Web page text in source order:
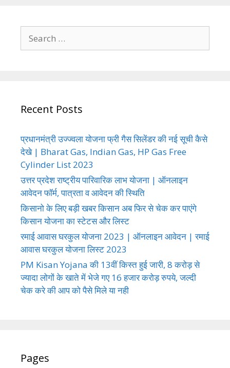
for:
Recent Posts
प्रधानमंत्री उज्ज्वला योजना फ्री गैस सिलेंडर की नई सूची कैसे
देखे | Bharat Gas, Indian Gas, HP Gas Free
Cylinder List 2023
उत्तर प्रदेश राष्ट्रीय पारिवारिक लाभ योजना | ऑनलाइन
आवेदन फॉर्म, पात्रता व आवेदन की स्थिति
किसानो के लिए बड़ी खबर किसान अब फिर से चेक कर पाएंगे
किसान योजना का स्टेटस और लिस्ट
रमाई आवास घरकुल योजना 2023 | ऑनलाइन आवेदन | रमाई
आवास घरकुल योजना लिस्ट 2023
PM Kisan Yojana की 13वीं किस्त हुई जारी, 8 करोड़ से
ज्यादा लोगों के खाते में भेजे गए 16 हजार करोड़ रुपये, जल्दी
चेक करे की आप को पैसे मिले या नही
Pages